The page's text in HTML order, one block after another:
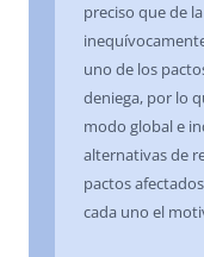
preciso que de
uno de los
deniega, por lo
modo global e
alternativas de
pactos
cada uno el